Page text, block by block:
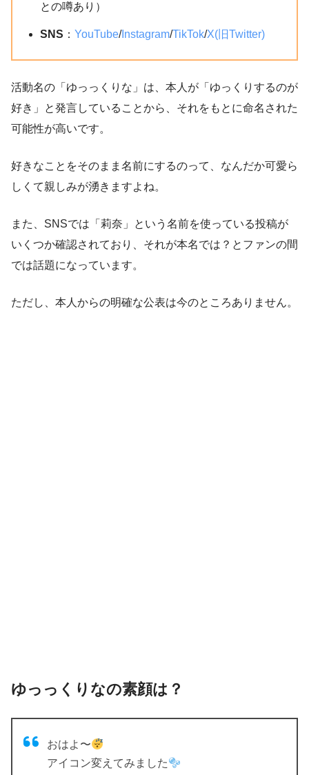
との噂あり）
SNS ： YouTube/Instagram/TikTok/X(旧Twitter)
活動名の「ゆっっくりな」は、本人が「ゆっくりするのが
好き」と発言していることから、それをもとに命名された
可能性が高いです。
好きなことをそのまま名前にするのって、なんだか可愛ら
しくて親しみが湧きますよね。
また、SNSでは「莉奈」という名前を使っている投稿が
いくつか確認されており、それが本名では？とファンの間
では話題になっています。
ただし、本人からの明確な公表は今のところありません。
ゆっっくりなの素顔は？
おはよ〜
アイコン変えてみました